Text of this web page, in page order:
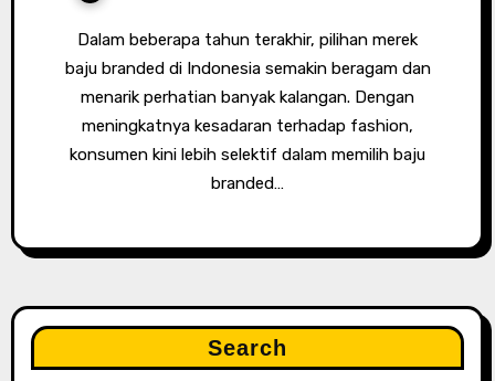
Dalam beberapa tahun terakhir, pilihan merek
baju branded di Indonesia semakin beragam dan
menarik perhatian banyak kalangan. Dengan
meningkatnya kesadaran terhadap fashion,
konsumen kini lebih selektif dalam memilih baju
branded…
Search